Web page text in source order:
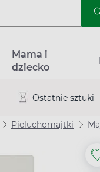
Mama i
dziecko
Ostatnie sztuki
Pieluchomajtki